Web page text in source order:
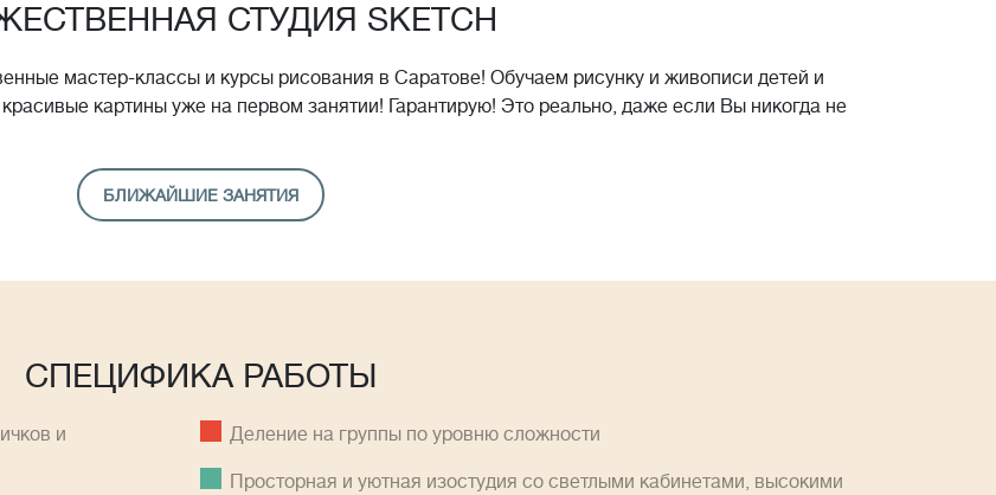
СТУДИЯ SKETCH
мастер-классы и курсы рисования в Саратове! Обучаем рисунку и живописи детей и
картины уже на первом занятии! Гарантирую! Это реально, даже если Вы никогда не
БЛИЖАЙШИЕ ЗАНЯТИЯ
СПЕЦИФИКА РАБОТЫ
и
Деление на группы по уровню сложности
Просторная и уютная изостудия со светлыми кабинетами, высокими